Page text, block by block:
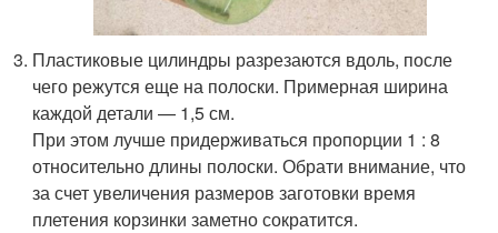
Пластиковые цилиндры разрезаются вдоль, после
чего режутся еще на полоски. Примерная ширина
каждой детали — 1,5 см.
При этом лучше придерживаться пропорции 1 : 8
относительно длины полоски. Обрати внимание, что
за счет увеличения размеров заготовки время
плетения корзинки заметно сократится.